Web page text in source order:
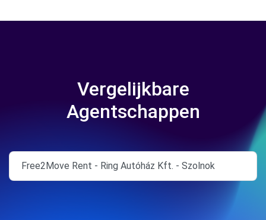
Vergelijkbare
Agentschappen
Free2Move Rent - Ring Autóház Kft. - Szolnok